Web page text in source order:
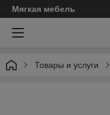
Мягкая мебель
Товары и услуги